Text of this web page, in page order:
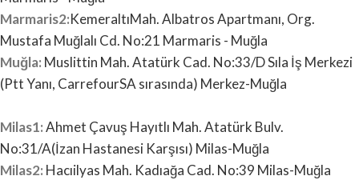
Marmaris2:KemeraltıMah.Albatros Apartmanı, Org.
Mustafa Muğlalı Cd. No:21 Marmaris - Muğla
Muğla: Muslittin Mah. Atatürk Cad. No:33/D Sıla İş Merkezi
(Ptt Yanı, CarrefourSA sırasında) Merkez-Muğla
Milas1:Ahmet Çavuş Hayıtlı Mah. Atatürk Bulv.
No:31/A(İzan Hastanesi Karşısı) Milas-Muğla
Milas2: Hacıilyas Mah. Kadıağa Cad. No:39 Milas-Muğla